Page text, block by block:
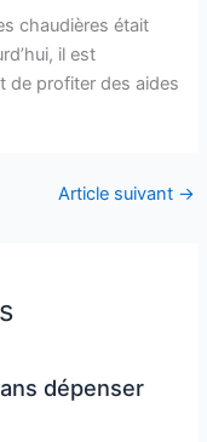
chaudières était
il est
de profiter des aides
Article suivant →
dépenser